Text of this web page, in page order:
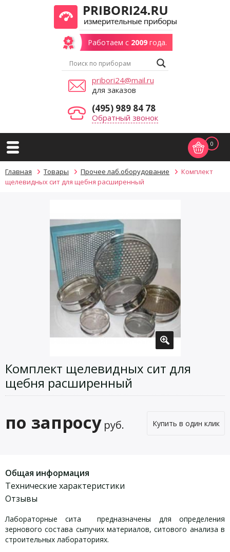
Работаем с 2009года.
pribori24@mail.ru
для заказов
(495) 989 84 78
Обратный звонок
0
Главная Товары Прочее лаб.оборудование
Комплект
щелевидных сит для щебня расширенный
Комплект щелевидных сит для
щебня расширенный
по запросу руб. Купить в один клик
Общая информация
Технические характеристики
Отзывы
Лабораторные сита предназначены для определения
зернового состава сыпучих материалов, ситового анализа в
строительных лабораториях.